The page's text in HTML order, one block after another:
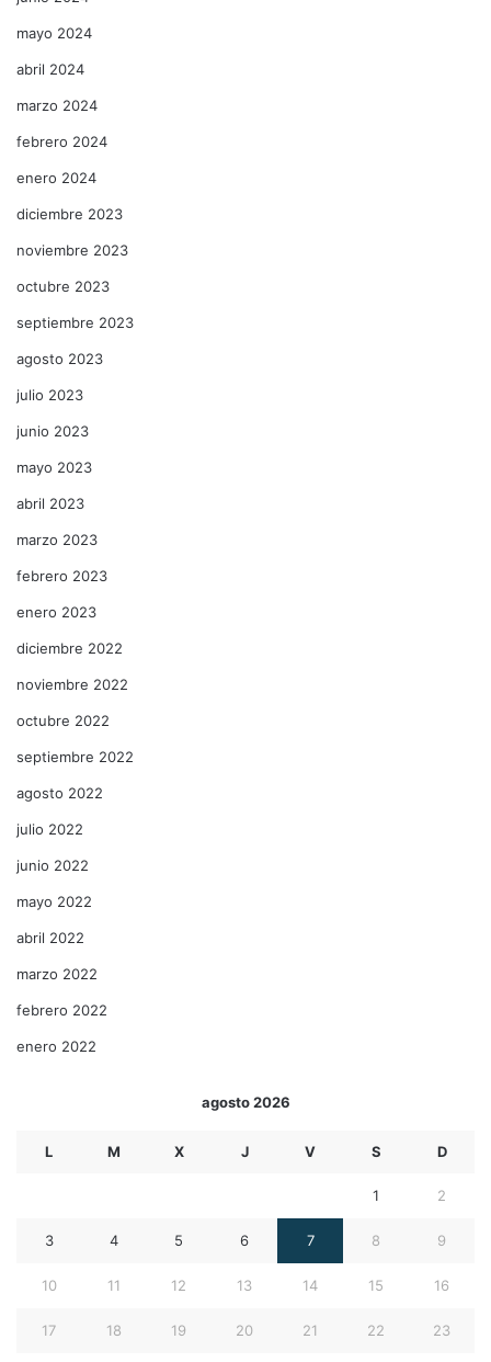
mayo 2024
abril 2024
marzo 2024
febrero 2024
enero 2024
diciembre 2023
noviembre 2023
octubre 2023
septiembre 2023
agosto 2023
julio 2023
junio 2023
mayo 2023
abril 2023
marzo 2023
febrero 2023
enero 2023
diciembre 2022
noviembre 2022
octubre 2022
septiembre 2022
agosto 2022
julio 2022
junio 2022
mayo 2022
abril 2022
marzo 2022
febrero 2022
enero 2022
agosto 2026
L M X J V S D
1 2
3 4 5 6 7 8 9
10 11 12 13 14 15 16
17 18 19 20 21 22 23